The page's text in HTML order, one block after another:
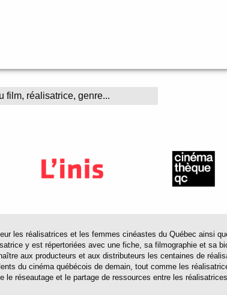
les réalisatrices et les femmes cinéastes du Québec ainsi
y est répertoriées avec une fiche, sa filmographie et sa
aux producteurs et aux distributeurs les centaines de
du cinéma québécois de demain, tout comme les
le réseautage et le partage de ressources entre les